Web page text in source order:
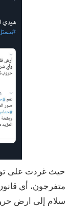
حيث غردت على
متفرجون، أي
سلام إلى ارض